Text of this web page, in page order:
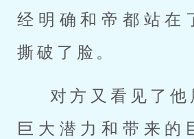
经明确和帝都站在
撕破了脸。
对方又看见了他
巨大潜力和带来的